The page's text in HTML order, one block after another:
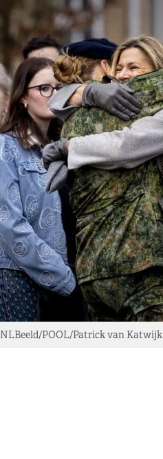
NLBeeld/POOL/Patrick van Katwijk